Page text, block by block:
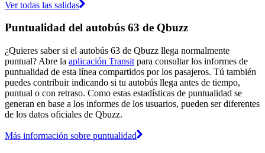
Ver todas las salidas
Puntualidad del autobús 63 de Qbuzz
¿Quieres saber si el autobús 63 de Qbuzz llega normalmente
puntual? Abre la aplicación Transit para consultar los informes de
puntualidad de esta línea compartidos por los pasajeros. Tú también
puedes contribuir indicando si tu autobús llega antes de tiempo,
puntual o con retraso. Como estas estadísticas de puntualidad se
generan en base a los informes de los usuarios, pueden ser diferentes
de los datos oficiales de Qbuzz.
Más información sobre puntualidad